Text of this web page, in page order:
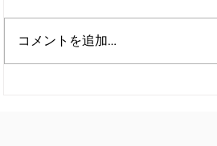
コメントを追加…